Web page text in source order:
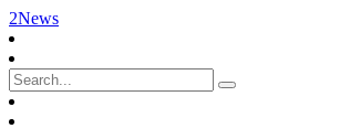
2News